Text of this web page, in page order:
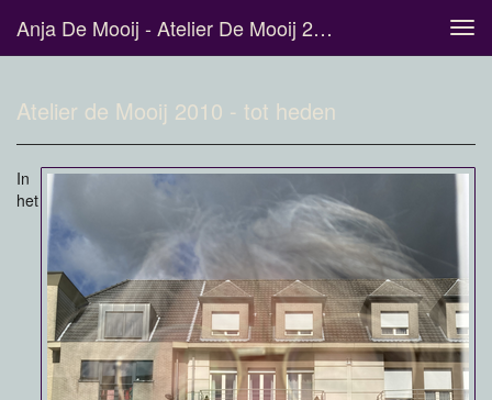
Anja De Mooij - Atelier De Mooij 2010 - Tot Heden
Atelier de Mooij 2010 - tot heden
In
het